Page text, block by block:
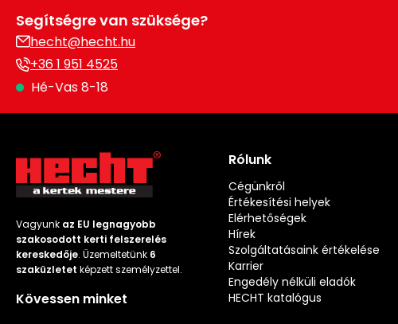
Segítségre van szüksége?
hecht@hecht.hu
+36 1 951 4525
Hé-Vas 8-18
Vagyunk az EU legnagyobb
szakosodott kerti felszerelés
kereskedője. Üzemeltetünk 6
szaküzletet képzett személyzettel.
Kövessen minket
Rólunk
Cégünkről
Értékesítési helyek
Elérhetőségek
Hírek
Szolgáltatásaink értékelése
Karrier
Engedély nélküli eladók
HECHT katalógus